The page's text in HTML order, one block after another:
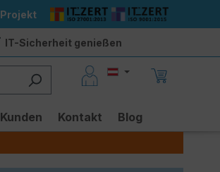
IT-Sicherheit genießen
Kunden Kontakt Blog